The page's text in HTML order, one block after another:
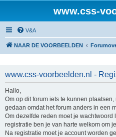
www.css-
V&A
NAAR DE VOORBEELDEN
www.css-voorbeelden.nl -
Hallo,
Om op dit forum iets te kunnen
gedaan omdat het forum anders in een
Om dezelfde reden moet je wachtwoord
registratie ben je van harte welkom om
Na registratie moet je account worden